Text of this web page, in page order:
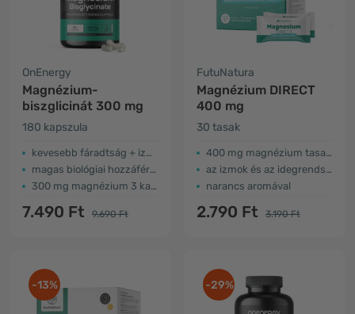
OnEnergy
Magnézium-
biszglicinát 300 mg
180 kapszula
kevesebb fáradtság + izmok + idegek
magas biológiai hozzáférhetőség
300 mg magnézium 3 kapszulában
7.490 Ft 9.690 Ft
FutuNatura
Magnézium DIRECT
400 mg
30 tasak
400 mg magnézium tasakonként
az izmok és az idegrendszer támogatására
narancs aromával
2.790 Ft 3.190 Ft
-13% -29%